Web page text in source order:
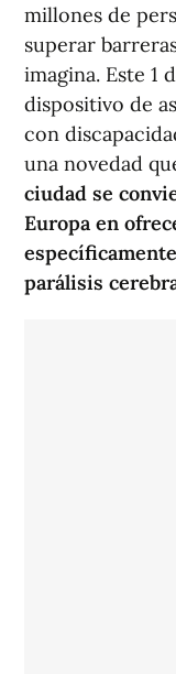
millones de
superar
imagina. Este 1
dispositivo de
con
una novedad
ciudad se
Europa en
parálisis